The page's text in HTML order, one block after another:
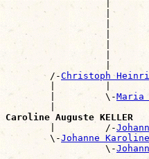
|
|
|
|
|
|
|
        /-
Christoph
|         |
        |         \-
Maria
|
Caroline Auguste KELLER
|         /-
        \-
Johanne Karoline
                  \-